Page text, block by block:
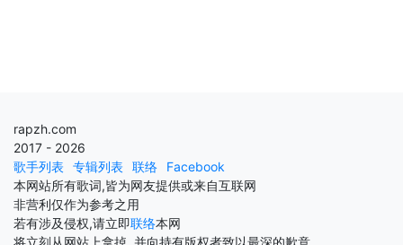
rapzh.com
2017 - 2026
歌手列表 专辑列表 联络
Facebook
本网站所有歌词,皆为网友提供或来自互联网
非营利仅作为参考之用
若有涉及侵权,请立即联络本网
将立刻从网站上拿掉, 并向持有版权者致以最深的歉意